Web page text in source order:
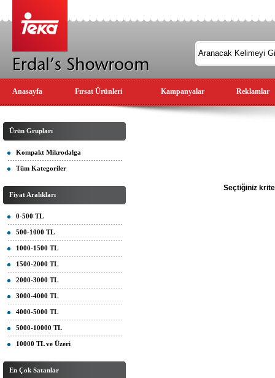
Anasayfa Fırsat Ürünleri Kampanyalar Reklamlar
Ürün Grupları
Kompakt Mikrodalga
Tüm Kategoriler
Fiyat Aralıkları
0-500 TL
500-1000 TL
1000-1500 TL
1500-2000 TL
2000-3000 TL
3000-4000 TL
4000-5000 TL
5000-10000 TL
10000 TL ve Üzeri
En Çok Satanlar
Seçtiğiniz